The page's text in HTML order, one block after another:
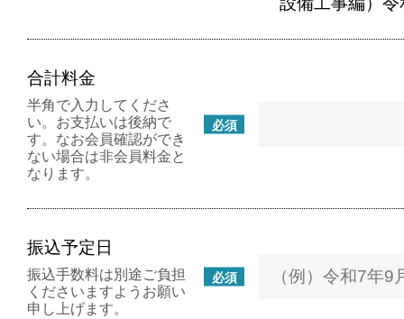
合計料金
必須
半角で入力してくださ
い。お支払いは後納で
す。なお会員確認ができ
ない場合は非会員料金と
なります。
振込予定日
必須
振込手数料は別途ご負担
くださいますようお願い
申し上げます。